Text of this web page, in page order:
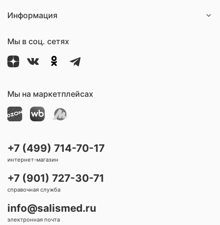
Информация
Мы в соц. сетях
Мы на маркетплейсах
+7 (499) 714-70-17
интернет-магазин
+7 (901) 727-30-71
справочная служба
info@salismed.ru
электронная почта